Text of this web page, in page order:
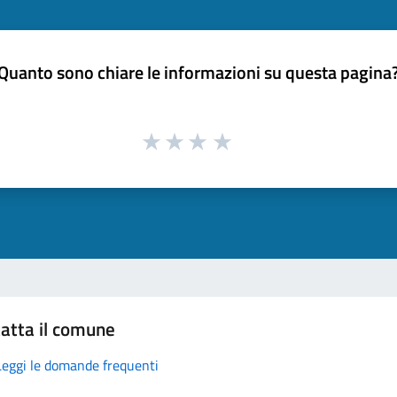
sono chiare le informazioni su questa
il comune
le domande frequenti